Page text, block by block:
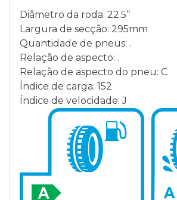
Diâmetro da roda: 22.5“
Largura de secção: 295mm
Quantidade de pneus: .
Relação de aspecto: .
Relação de aspecto do pneu: C
Índice de carga: 152
Índice de velocidade: J